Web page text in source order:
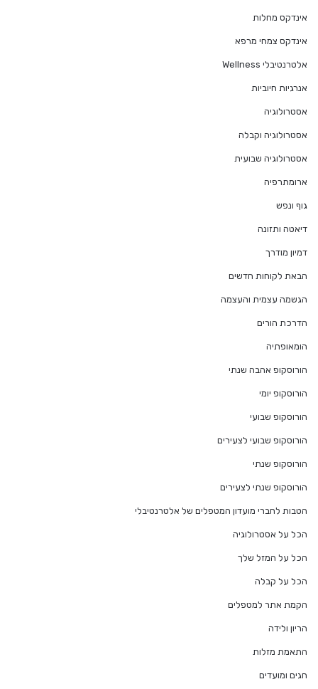
אינדקס מחלות
אינדקס צמחי מרפא
אלטרנטיבלי Wellness
אנרגיות חיוביות
אסטרולוגיה
אסטרולוגיה וקבלה
אסטרולוגיה שבועית
ארומתרפיה
גוף ונפש
דיאטה ותזונה
דמיון מודרך
הבאת לקוחות חדשים
הגשמה עצמית והעצמה
הדרכת הורים
הומאופתיה
הורוסקופ אהבה שנתי
הורוסקופ יומי
הורוסקופ שבועי
הורוסקופ שבועי לצעירים
הורוסקופ שנתי
הורוסקופ שנתי לצעירים
הטבות לחברי מועדון המטפלים של אלטרנטיבלי
הכל על אסטרולוגיה
הכל על המזל שלך
הכל על קבלה
הקמת אתר למטפלים
הריון ולידה
התאמת מזלות
חגים ומועדים